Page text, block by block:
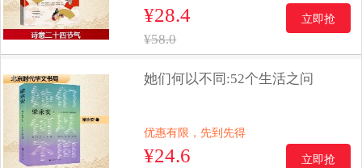
¥28.4
¥58.0
立即抢
她们何以不同:52个生活之问
优惠有限，先到先得
¥24.6 立即抢